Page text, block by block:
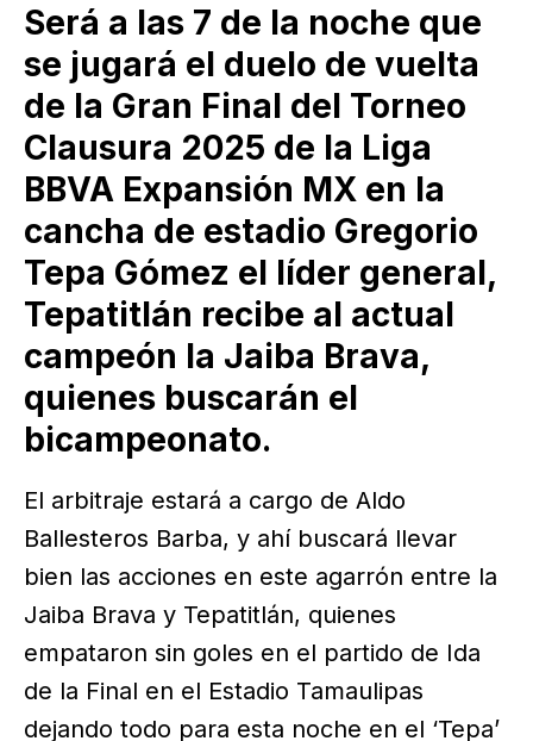
Será a las 7 de la noche que
se jugará el duelo de vuelta
de la Gran Final del Torneo
Clausura 2025 de la Liga
BBVA Expansión MX en la
cancha de estadio Gregorio
Tepa Gómez el líder general,
Tepatitlán recibe al actual
campeón la Jaiba Brava,
quienes buscarán el
bicampeonato.
El arbitraje estará a cargo de Aldo
Ballesteros Barba, y ahí buscará llevar
bien las acciones en este agarrón entre la
Jaiba Brava y Tepatitlán, quienes
empataron sin goles en el partido de Ida
de la Final en el Estadio Tamaulipas
dejando todo para esta noche en el ‘Tepa’